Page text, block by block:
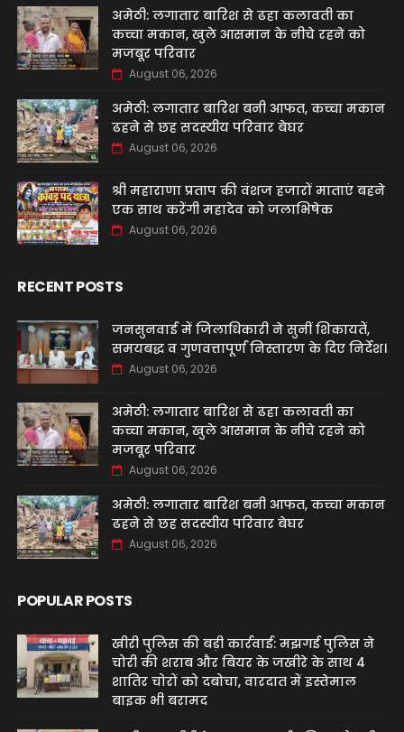
अमेठी: लगातार बारिश से ढहा कलावती का
कच्चा मकान, खुले आसमान के नीचे रहने को
मजबूर परिवार
August 06, 2026
अमेठी: लगातार बारिश बनी आफत, कच्चा मकान
ढहने से छह सदस्यीय परिवार बेघर
August 06, 2026
श्री महाराणा प्रताप की वंशज हजारों माताएं बहने
एक साथ करेंगी महादेव को जलाभिषेक
August 06, 2026
RECENT POSTS
जनसुनवाई में जिलाधिकारी ने सुनीं शिकायतें,
समयबद्ध व गुणवत्तापूर्ण निस्तारण के दिए निर्देश।
August 06, 2026
अमेठी: लगातार बारिश से ढहा कलावती का
कच्चा मकान, खुले आसमान के नीचे रहने को
मजबूर परिवार
August 06, 2026
अमेठी: लगातार बारिश बनी आफत, कच्चा मकान
ढहने से छह सदस्यीय परिवार बेघर
August 06, 2026
POPULAR POSTS
खीरी पुलिस की बड़ी कार्रवाई: मझगई पुलिस ने
चोरी की शराब और बियर के जखीरे के साथ 4
शातिर चोरों को दबोचा, वारदात में इस्तेमाल
बाइक भी बरामद